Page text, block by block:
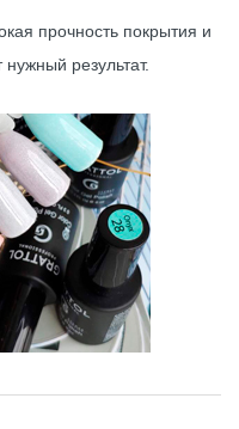
прочность покрытия и
результат.